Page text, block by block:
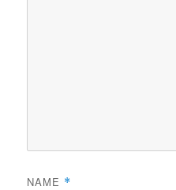
NAME *